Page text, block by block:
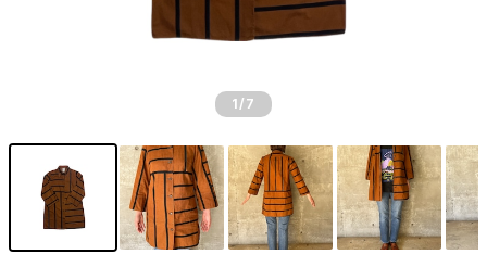
1 /7